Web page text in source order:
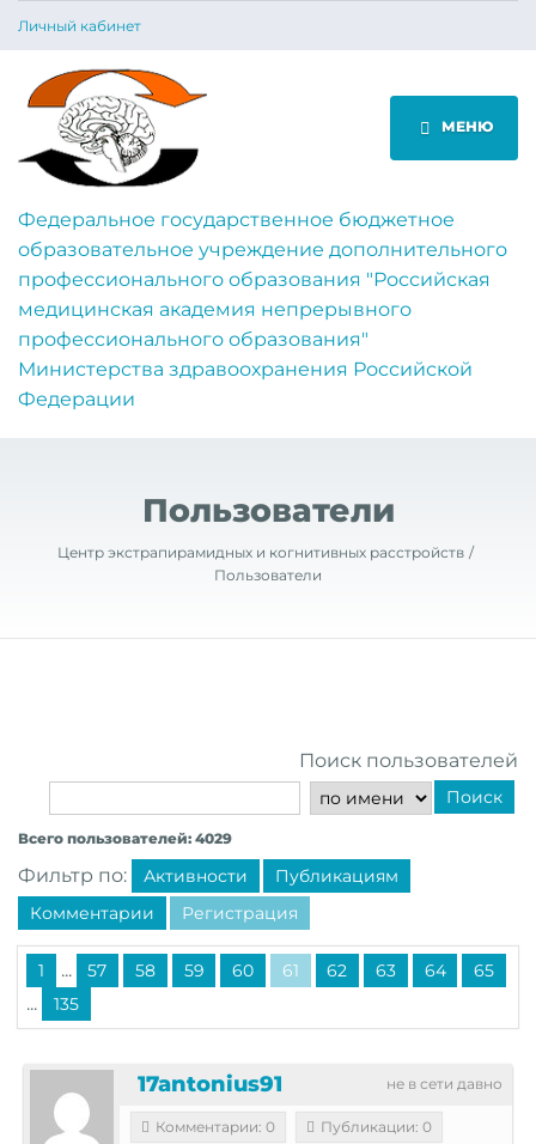
Личный кабинет
МЕНЮ
Федеральное государственное бюджетное
образовательное учреждение дополнительного
профессионального образования "Российская
медицинская академия непрерывного
профессионального образования"
Министерства здравоохранения Российской
Федерации
Пользователи
Центр экстрапирамидных и когнитивных расстройств
Пользователи
Поиск пользователей
Поиск
Всего пользователей: 4029
Фильтр по: Активности
Публикациям
Комментарии
Регистрация
1 ... 57 58 59 60 61 62 63 64 65
... 135
не в сети давно
17antonius91
Комментарии: 0
Публикации: 0